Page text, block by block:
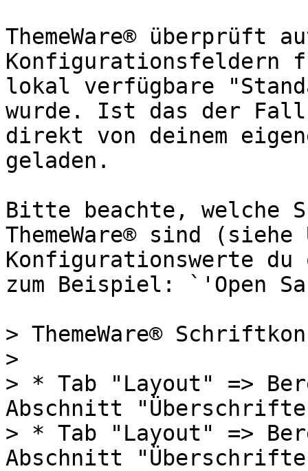
ThemeWare® überprüft
lokal verfügbare
wurde. Ist das der Fall,
direkt von deinem
geladen.
Bitte beachte, welche
ThemeWare® sind
Konfigurationswerte du
zum Beispiel: `'Open
> ThemeWare®
>
> * Tab "Layout" =>
Abschnitt
> * Tab "Layout" =>
Abschnitt